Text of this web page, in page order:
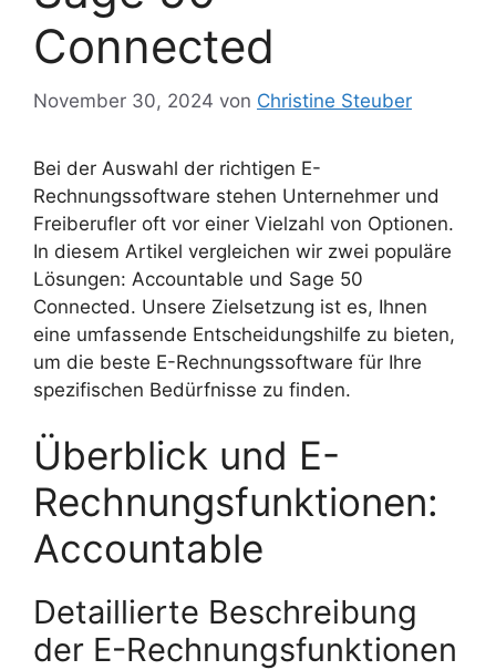
Connected
November 30, 2024 von Christine Steuber
Bei der Auswahl der richtigen E-
Rechnungssoftware stehen Unternehmer und
Freiberufler oft vor einer Vielzahl von Optionen.
In diesem Artikel vergleichen wir zwei populäre
Lösungen: Accountable und Sage 50
Connected. Unsere Zielsetzung ist es, Ihnen
eine umfassende Entscheidungshilfe zu bieten,
um die beste E-Rechnungssoftware für Ihre
spezifischen Bedürfnisse zu finden.
Überblick und E-
Rechnungsfunktionen:
Accountable
Detaillierte Beschreibung
der E-Rechnungsfunktionen